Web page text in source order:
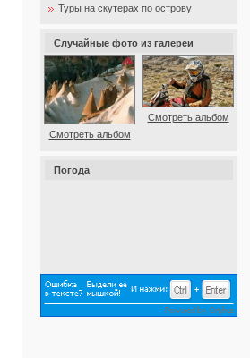
Туры на скутерах по острову
Случайные фото из галереи
Смотреть альбом
Смотреть альбом
Погода